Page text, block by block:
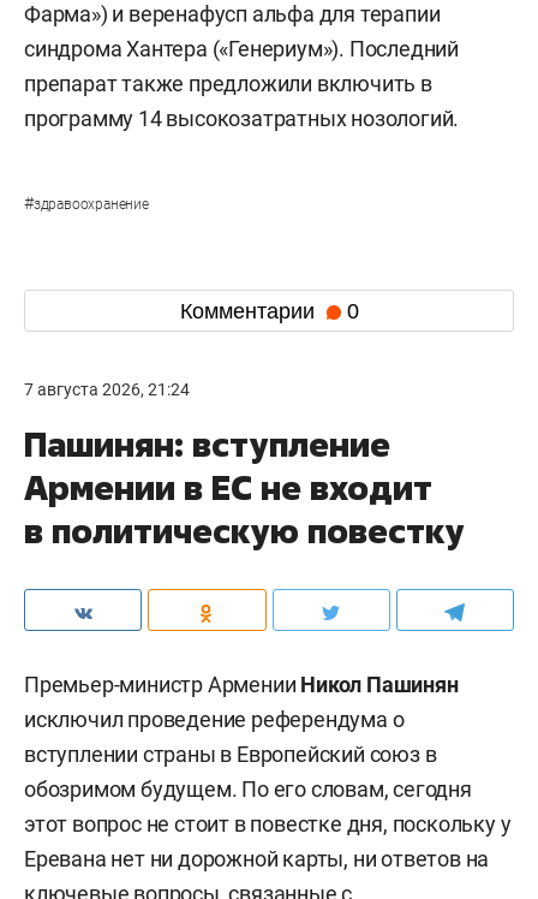
Фарма») и веренафусп альфа для терапии
синдрома Хантера («Генериум»). Последний
препарат также предложили включить в
программу 14 высокозатратных нозологий.
#здравоохранение
Комментарии 0
7 августа 2026, 21:24
Пашинян: вступление
Армении в ЕС не входит
в политическую повестку
Премьер-министр Армении Никол Пашинян
исключил проведение референдума о
вступлении страны в Европейский союз в
обозримом будущем. По его словам, сегодня
этот вопрос не стоит в повестке дня, поскольку у
Еревана нет ни дорожной карты, ни ответов на
ключевые вопросы, связанные с